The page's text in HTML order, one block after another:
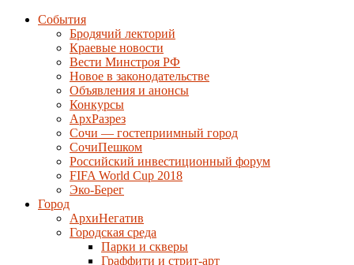
События
Бродячий лекторий
Краевые новости
Вести Минстроя РФ
Новое в законодательстве
Объявления и анонсы
Конкурсы
АрхРазрез
Сочи — гостеприимный город
СочиПешком
Российский инвестиционный форум
FIFA World Cup 2018
Эко-Берег
Город
АрхиНегатив
Городская среда
Парки и скверы
Граффити и стрит-арт